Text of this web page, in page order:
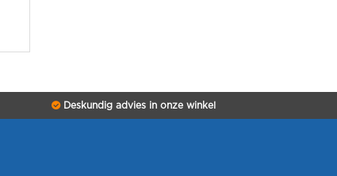
Deskundig advies in onze winkel